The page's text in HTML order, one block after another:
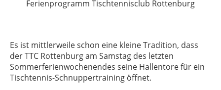
Ferienprogramm Tischtennisclub Rottenburg
Es ist mittlerweile schon eine kleine Tradition, dass
der TTC Rottenburg am Samstag des letzten
Sommerferienwochenendes seine Hallentore für ein
Tischtennis-Schnuppertraining öffnet.